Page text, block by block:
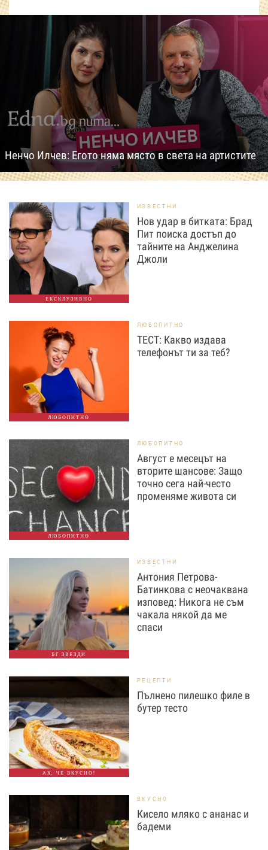
Ненчо Илчев: Егото няма място в света на артистите
ЕКСКЛУЗИВНО
ИЗВЕСТНИ
Нов удар в битката: Брад
Пит поиска достъп до
тайните на Анджелина
Джоли
ЛЮБОПИТНО
ЛЮБОПИТНО
ТЕСТ: Какво издава
телефонът ти за теб?
ЛЮБОПИТНО
ЛЮБОПИТНО
Август е месецът на
вторите шансове: Защо
точно сега най-често
променяме живота си
БГ ЗВЕЗДИ
ИЗВЕСТНИ
Антония Петрова-
Батинкова с неочаквана
изповед: Никога не съм
чакала някой да ме
спаси
АХ, ЧЕ ВКУСНО!
РЕЦЕПТИ
Пълнено пилешко филе в
бутер тесто
ВКУСНО
Кисело мляко с ананас и
бадеми